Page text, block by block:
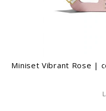
Miniset Vibrant Rose |